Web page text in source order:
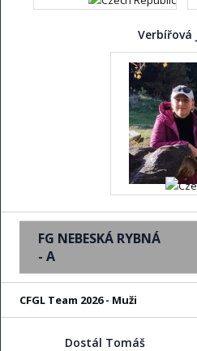
Verbířová
FG NEBESKÁ RYBNÁ
- A
CFGL Team 2026 - Muži
Dostál Tomáš